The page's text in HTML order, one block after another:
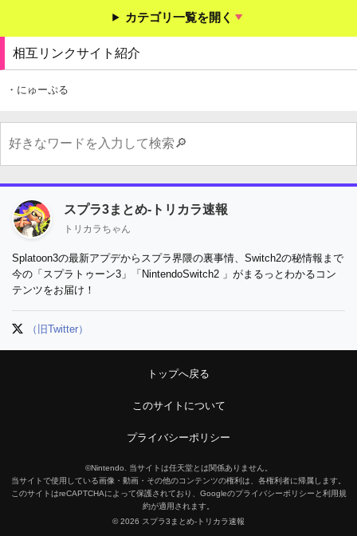
カテゴリ一覧を開く
相互リンクサイト紹介
・にゅーぷる
スプラ3まとめ-トリカラ速報
トリカラちゃん
Splatoon3の最新アプデからスプラ界隈の裏事情、Switch2の秘情報まで
今の「スプラトゥーン3」「NintendoSwitch2 」がまるっとわかるコン
テンツをお届け！
（旧Twitter）
トップへ戻る
このサイトについて
プライバシーポリシー
©Nintendo. 当サイトは任天堂とは関係ありません。
当サイトで使用している画像・動画・その他のコンテンツの権利は、各権利者に帰属します。
このサイトはreCAPTCHAによって保護されており、Googleのプライバシーポリシーと利用規
約が適用されます。
© 2026 スプラ3まとめ-トリカラ速報